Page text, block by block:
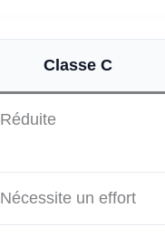
Classe C
Réduite
Nécessite un effort